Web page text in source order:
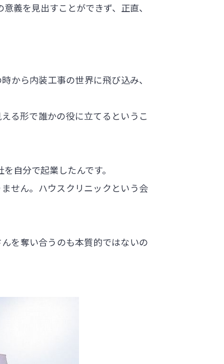
義を見出すことができず、正直、
から内装工事の世界に飛び込み、
る形で誰かの役に立てるというこ
自分で起業したんです。
せん。ハウスクリニックという会
を奪い合うのも本質的ではないの